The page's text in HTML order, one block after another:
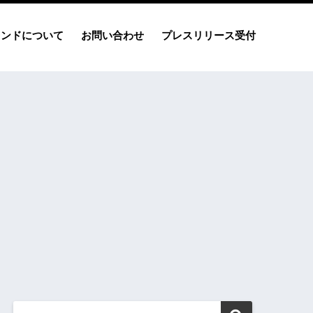
ドについて お問い合わせ プレスリリース受付